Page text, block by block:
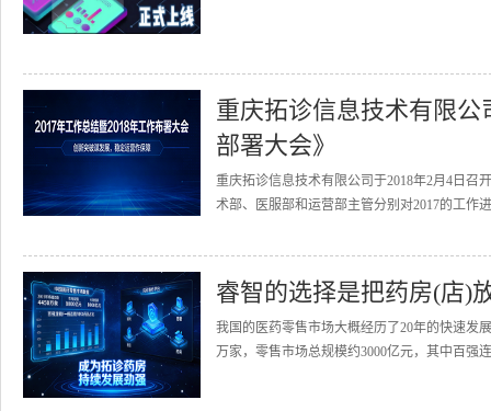
重庆拓诊信息技术有限公
部署大会》
重庆拓诊信息技术有限公司于2018年2月4日召
术部、医服部和运营部主管分别对2017的工作
睿智的选择是把药房(店)
我国的医药零售市场大概经历了20年的快速发
万家，零售市场总规模约3000亿元，其中百强